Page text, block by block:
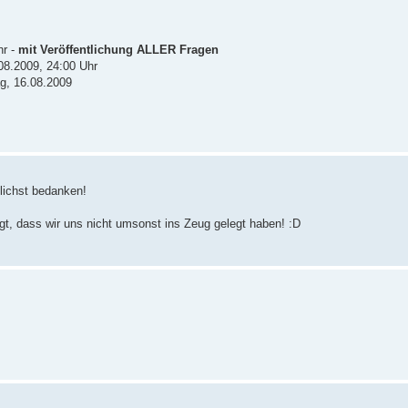
- mit Veröffentlichung ALLER Fragen
24:00 Uhr
16.08.2009
bedanken!
dass wir uns nicht umsonst ins Zeug gelegt haben! :D